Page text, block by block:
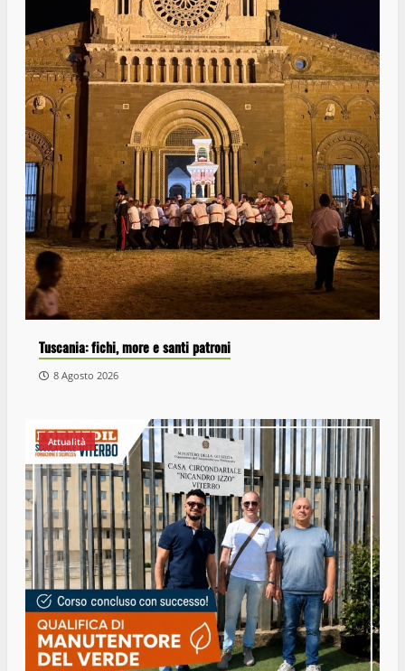
Tuscania: fichi, more e santi patroni
8 Agosto 2026
Attualità